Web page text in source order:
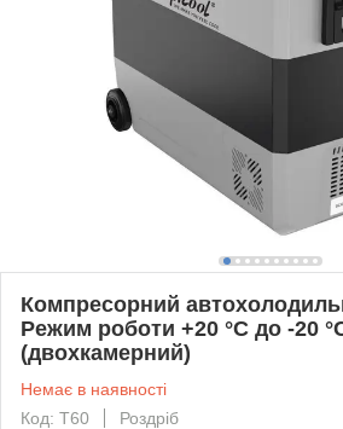
Компресорний
Режим роботи +20 °C до -20
(двохкамерний)
Немає в наявності
Код: T60
Роздріб